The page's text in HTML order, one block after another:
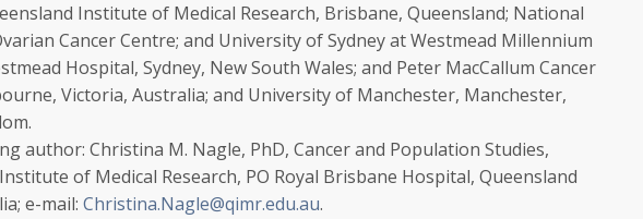
Institute of Medical Research, Brisbane, Queensland; National
Cancer Centre; and University of Sydney at Westmead Millennium
Hospital, Sydney, New South Wales; and Peter MacCallum Cancer
Victoria, Australia; and University of Manchester, Manchester,
author: Christina M. Nagle, PhD, Cancer and Population Studies,
of Medical Research, PO Royal Brisbane Hospital, Queensland
e-mail: Christina.Nagle@qimr.edu.au.